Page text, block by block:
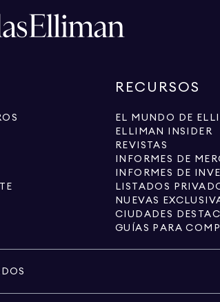
RECURSOS
EL MUNDO DE
ELLIMAN INSIDER
REVISTAS
INFORMES DE
INFORMES DE
LISTADOS
NUEVAS
CIUDADES
GUÍAS PARA